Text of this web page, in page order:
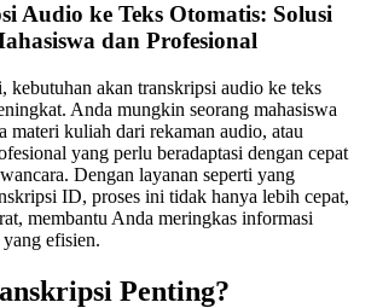
Audio ke Teks Otomatis: Solusi
dan Profesional
kebutuhan akan transkripsi audio ke teks
Anda mungkin seorang mahasiswa
materi kuliah dari rekaman audio, atau
yang perlu beradaptasi dengan cepat
Dengan layanan seperti yang
ID, proses ini tidak hanya lebih cepat,
membantu Anda meringkas informasi
efisien.
Penting?